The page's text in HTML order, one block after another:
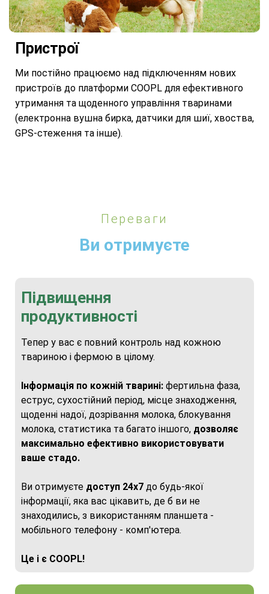
Пристрої
Ми постійно працюємо над підключенням нових
пристроїв до платформи COOPL для ефективного
утримання та щоденного управління тваринами
(електронна вушна бирка, датчики для шиї, хвоства,
GPS-стеження та інше).
Переваги
Ви отримуєте
Підвищення
продуктивності
Тепер у вас є повний контроль над кожною
твариною і фермою в цілому.
Інформація по кожній тварині: фертильна фаза,
еструс, сухостійний період, місце знаходження,
щоденні надої, дозрівання молока, блокування
молока, статистика та багато іншого, дозволяє
максимально ефективно використовувати
ваше стадо.
Ви отримуєте доступ 24x7 до будь-якої
інформації, яка вас цікавить, де б ви не
знаходились, з використанням планшета -
мобільного телефону - комп'ютера.
Це і є COOPL!